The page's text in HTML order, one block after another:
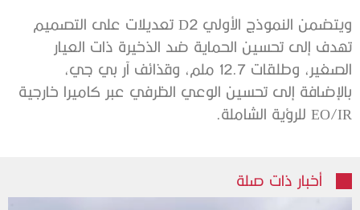
ويتضمن النموذج الأولي D2 تعديلات على التصميم
تهدف إلى تحسين الحماية ضد الذخيرة ذات العيار
الصغير، وطلقات 12.7 ملم، وقذائف آر بي جي،
بالإضافة إلى تحسين الوعي الظرفي عبر كاميرا خارجية
EO/IR للرؤية الشاملة.
أخبار ذات صلة